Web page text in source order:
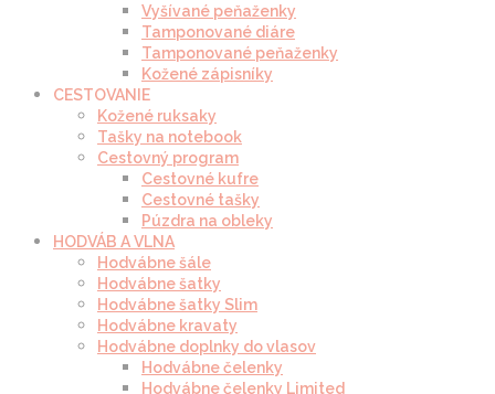
Vyšívané peňaženky
Tamponované diáre
Tamponované peňaženky
Kožené zápisníky
CESTOVANIE
Kožené ruksaky
Tašky na notebook
Cestovný program
Cestovné kufre
Cestovné tašky
Púzdra na obleky
HODVÁB A VLNA
Hodvábne šále
Hodvábne šatky
Hodvábne šatky Slim
Hodvábne kravaty
Hodvábne doplnky do vlasov
Hodvábne čelenky
Hodvábne čelenky Limited